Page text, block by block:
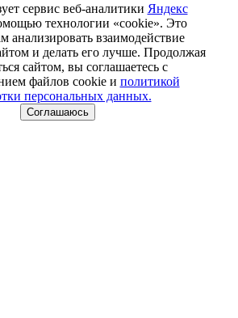
сервис веб-аналитики Яндекс
технологии «cookie». Это
анализировать взаимодействие
и делать его лучше. Продолжая
сайтом, вы соглашаетесь с
файлов cookie и политикой
персональных данных.
Соглашаюсь